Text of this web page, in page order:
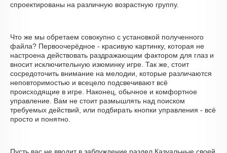
спроектированы на различную возрастную группу.
Что же мы обретаем совокупно с установкой полученного
файла? Первоочерёдное - красивую картинку, которая не
настроена действовать раздражающим фактором для глаз и
вносит исключительную изюминку игре. Так же, стоит
сосредоточить внимание на мелодии, которые различаются
неповторимостью и всецело подсвечивают всё
происходящие в игре. Наконец, обычное и комфортное
управление. Вам не стоит размышлять над поиском
требуемых действий, или подбирать кнопки управления - всё
просто и понятно.